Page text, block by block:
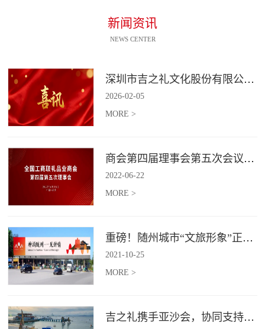
新闻资讯
NEWS CENTER
深圳市吉之礼文化股份有限公司荣获“国家高新技术企业”认定
2026-02-05
MORE >
商会第四届理事会第五次会议召开
2022-06-22
MORE >
重磅！随州城市“文旅形象”正式发布！
2021-10-25
MORE >
吉之礼携手亚沙会，协同支持、共襄盛举